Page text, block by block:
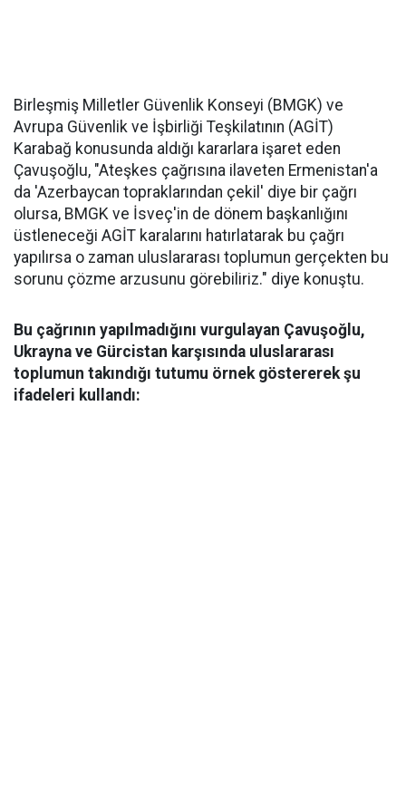
Birleşmiş Milletler Güvenlik Konseyi (BMGK) ve
Avrupa Güvenlik ve İşbirliği Teşkilatının (AGİT)
Karabağ konusunda aldığı kararlara işaret eden
Çavuşoğlu, "Ateşkes çağrısına ilaveten Ermenistan'a
da 'Azerbaycan topraklarından çekil' diye bir çağrı
olursa, BMGK ve İsveç'in de dönem başkanlığını
üstleneceği AGİT karalarını hatırlatarak bu çağrı
yapılırsa o zaman uluslararası toplumun gerçekten bu
sorunu çözme arzusunu görebiliriz." diye konuştu.
Bu çağrının yapılmadığını vurgulayan Çavuşoğlu,
Ukrayna ve Gürcistan karşısında uluslararası
toplumun takındığı tutumu örnek göstererek şu
ifadeleri kullandı: